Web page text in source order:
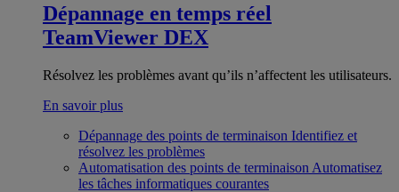
Dépannage en temps réel
TeamViewer DEX
Résolvez les problèmes avant qu’ils n’affectent les utilisateurs.
En savoir plus
Dépannage des points de terminaison Identifiez et
résolvez les problèmes
Automatisation des points de terminaison Automatisez
les tâches informatiques courantes